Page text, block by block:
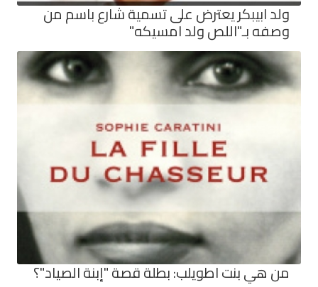
ولد ابيبكر يعترض على تسمية شارع باسم من
وصفه بـ"اللص ولد امسيكه"
من هي بنت اطويلب: بطلة قصة "إبنة الصياد"؟